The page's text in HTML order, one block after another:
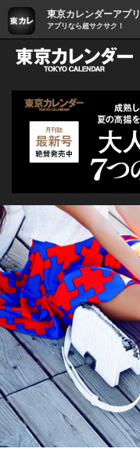
東京カレンダーアプリ
アプリなら超サクサク！